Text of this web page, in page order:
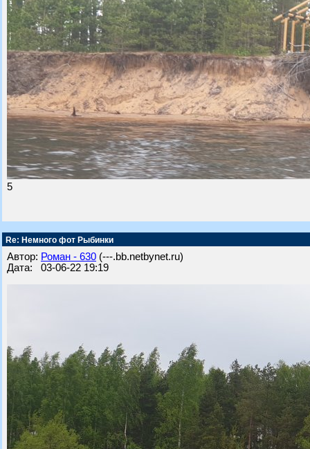
5
Re: Немного фот Рыбинки
Автор: Роман - 630 (---.bb.netbynet.ru)
Дата: 03-06-22 19:19